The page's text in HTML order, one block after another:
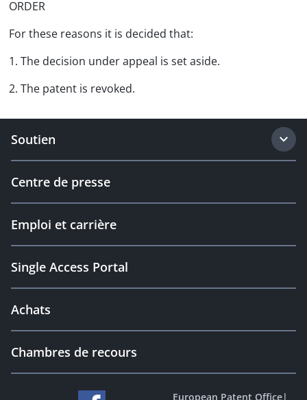
ORDER
For these reasons it is decided that:
1. The decision under appeal is set aside.
2. The patent is revoked.
Soutien
Centre de presse
Emploi et carrière
Single Access Portal
Achats
Chambres de recours
European Patent Office|